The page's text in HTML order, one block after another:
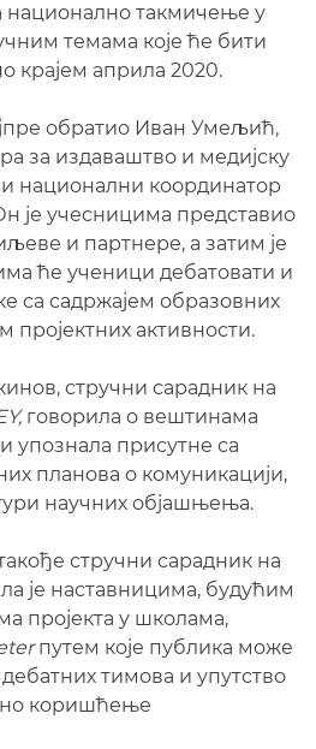
такмичење у
темама које ће бити
крајем априла 2020.
обратио Иван Умељић,
за издаваштво и медијску
национални координатор
је учесницима представио
и партнере, а затим је
ће ученици дебатовати и
са садржајем образовних
пројектних активности.
стручни сарадник на
говорила о вештинама
упознала присутне са
планова о комуникацији,
научних објашњења.
стручни сарадник на
је наставницима, будућим
пројекта у школама,
путем које публика може
дебатних тимова и упутство
коришћење